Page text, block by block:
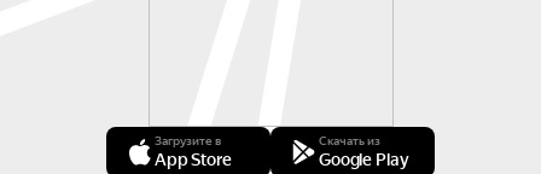
Загрузите в
App Store
Скачать из
Google Play